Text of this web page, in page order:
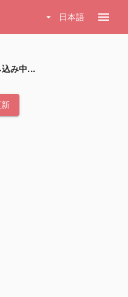
arrow_drop_down 日本語 menu
み中...